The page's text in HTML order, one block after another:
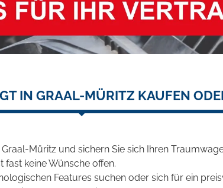
IN GRAAL-MÜRITZ KAUFEN
Müritz und sichern Sie sich Ihren
keine Wünsche offen.
Features suchen oder sich für ein